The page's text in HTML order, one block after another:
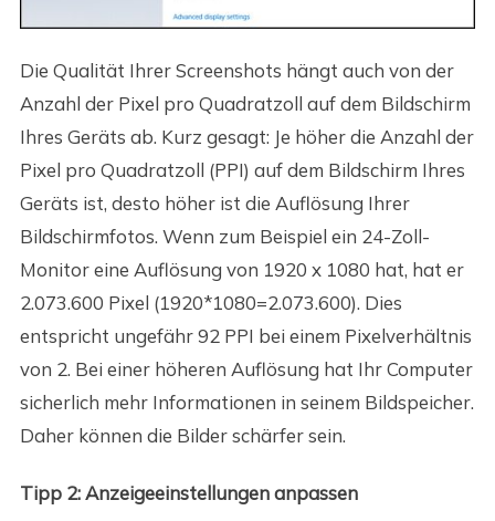
Die Qualität Ihrer Screenshots hängt auch von der
Anzahl der Pixel pro Quadratzoll auf dem Bildschirm
Ihres Geräts ab. Kurz gesagt: Je höher die Anzahl der
Pixel pro Quadratzoll (PPI) auf dem Bildschirm Ihres
Geräts ist, desto höher ist die Auflösung Ihrer
Bildschirmfotos. Wenn zum Beispiel ein 24-Zoll-
Monitor eine Auflösung von 1920 x 1080 hat, hat er
2.073.600 Pixel (1920*1080=2.073.600). Dies
entspricht ungefähr 92 PPI bei einem Pixelverhältnis
von 2. Bei einer höheren Auflösung hat Ihr Computer
sicherlich mehr Informationen in seinem Bildspeicher.
Daher können die Bilder schärfer sein.
Tipp 2: Anzeigeeinstellungen anpassen